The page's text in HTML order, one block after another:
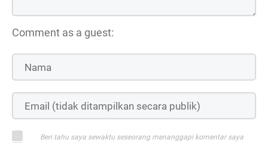
Comment as a guest:
Beri tahu saya sewaktu seseorang menanggapi komentar saya